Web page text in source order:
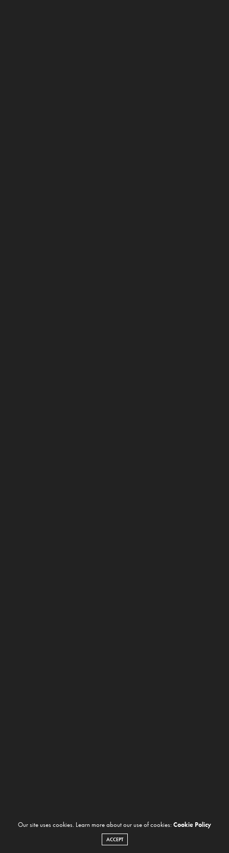
Our site uses cookies. Learn more about our use of cookies: Cookie Policy
ACCEPT